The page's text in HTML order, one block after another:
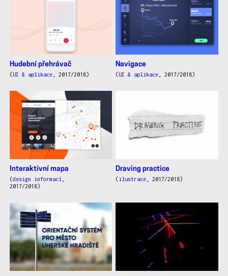
Hudební přehrávač
(UI & aplikace, 2017/2018)
Navigace
(UI & aplikace , 2017/2018)
Interaktivní mapa
(design informací
2017/2018)
Draving practice
(ilustrace , 2017/2018)